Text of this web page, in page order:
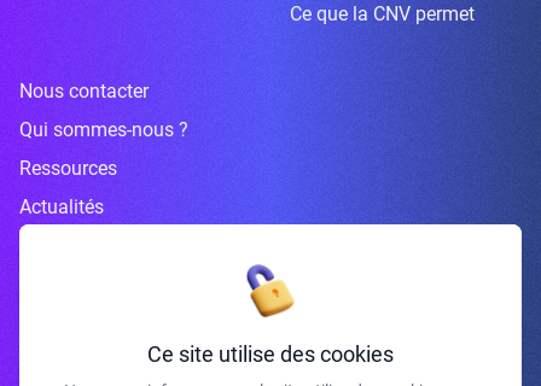
Ce que la CNV permet
Nous contacter
Qui sommes-nous ?
Ressources
Actualités
Inscrivez-vous à la newsletter
Ce site utilise des cookies